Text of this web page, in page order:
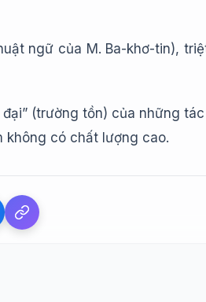
ngữ của M. Ba-khơ-tin),
(trường tồn) của những
không có chất lượng cao.